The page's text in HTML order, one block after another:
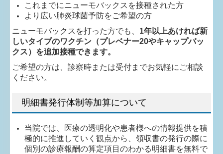
これまでにニューモバックスを接種された方
より広い肺炎球菌予防をご希望の方
ニューモバックスを打った方でも、 1年以上あければ新
しいタイプのワクチン（プレベナー20やキャップバッ
クス）を追加接種できます。
ご希望の方は、診察時または受付までお気軽にご相談
ください。
明細書発行体制等加算について
当院では、医療の透明化や患者様への情報提供を積
極的に推進していく観点から、領収書の発行の際に
個別の診療報酬の算定項目のわかる明細書を無料で